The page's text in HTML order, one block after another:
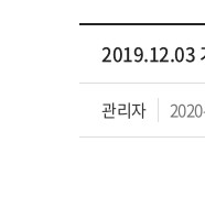
2019.12.03
관리자